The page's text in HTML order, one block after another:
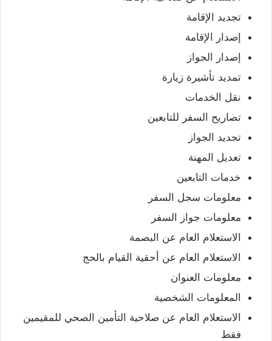
تجديد الإقامة
إصدار الإقامة
إصدار الجواز
تمديد تأشيرة زيارة
نقل الخدمات
تصاريح السفر للتابعين
تجديد الجواز
تعديل المهنة
خدمات التابعين
معلومات سجل السفر
معلومات جواز السفر
الاستعلام العام عن البصمة
الاستعلام العام عن أحقية القيام بالحج
معلومات العنوان
المعلومات الشخصية
الاستعلام العام عن صلاحية التأمين الصحي للمقيمين
فقط